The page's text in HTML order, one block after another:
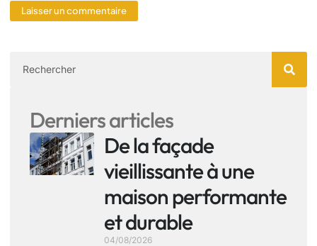
Derniers articles
De la façade
vieillissante à une
maison performante
et durable
04/08/2026